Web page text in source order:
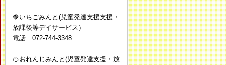
🍓いちごみんと(児童発達支援支援・
放課後等デイサービス）
電話 072-744-3348
🍊おれんじみんと(児童発達支援・放